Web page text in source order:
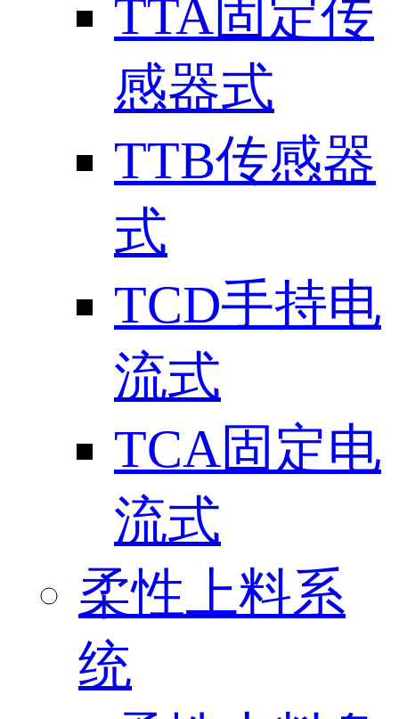
TTA固定传
感器式
TTB传感器
式
TCD手持电
流式
TCA固定电
流式
柔性上料系
统